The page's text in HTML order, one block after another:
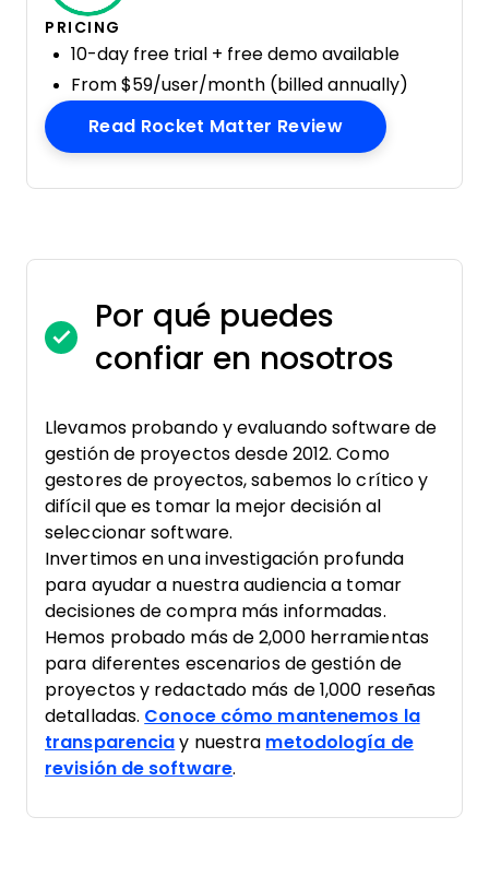
PRICING
10-day free trial + free demo available
From $59/user/month (billed annually)
Read Rocket Matter ReviewOpens New
Por qué puedes
confiar en nosotros
Llevamos probando y evaluando software de
gestión de proyectos desde 2012. Como
gestores de proyectos, sabemos lo crítico y
difícil que es tomar la mejor decisión al
seleccionar software.
Invertimos en una investigación profunda
para ayudar a nuestra audiencia a tomar
decisiones de compra más informadas.
Hemos probado más de 2,000 herramientas
para diferentes escenarios de gestión de
proyectos y redactado más de 1,000 reseñas
detalladas. Conoce cómo mantenemos la
transparencia y nuestra metodología de
revisión de software.